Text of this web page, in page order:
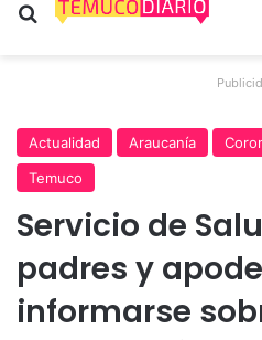
Buscar por
Actualidad Araucanía
Temuco
Servicio de
padres y
informarse